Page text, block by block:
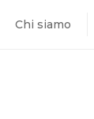
Chi siamo